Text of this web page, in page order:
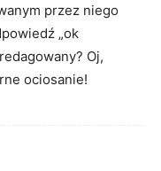
przez niego
„ok
Oj,
ociosanie!